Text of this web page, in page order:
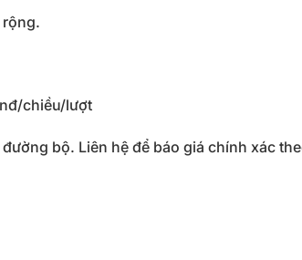
rộng.
chiều/lượt
bộ. Liên hệ để báo giá chính xác